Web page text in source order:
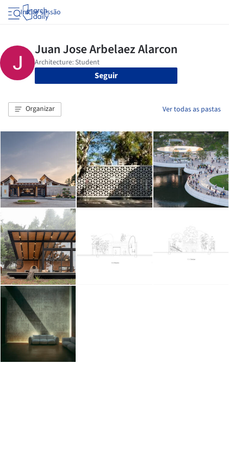
Iniciar sessão
Seguir
Organizar Ver todas as pastas